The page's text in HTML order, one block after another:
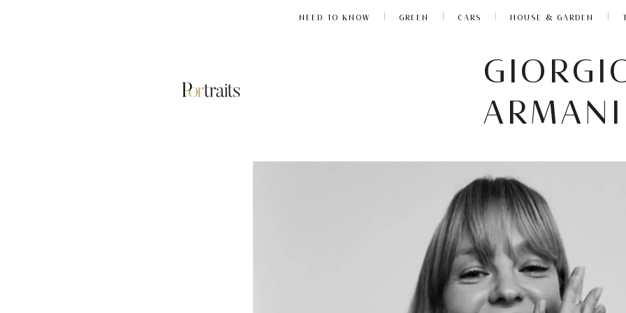
NEED TO KNOW GREEN CARS HOUSE & GARDEN
ARMANI